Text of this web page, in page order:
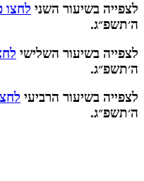
לצפייה בשיעור השני לחצו
ה׳תשפ״ג.
לצפייה בשיעור השלישי
ה׳תשפ״ג.
לצפייה בשיעור הרביעי
ה׳תשפ״ג.